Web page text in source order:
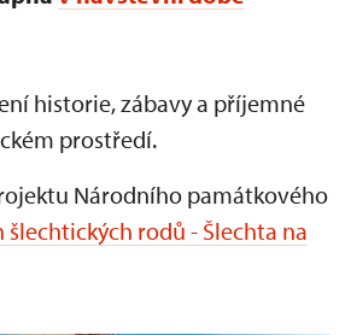
historie, zábavy a příjemné
prostředí.
Národního památkového
šlechtických rodů - Šlechta na